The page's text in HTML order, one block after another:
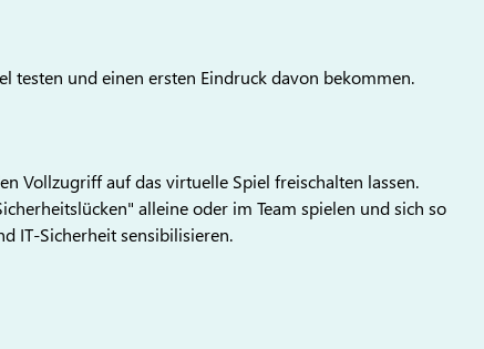
testen und einen ersten Eindruck davon bekommen.
Vollzugriff auf das virtuelle Spiel freischalten lassen.
alleine oder im Team spielen und sich so
IT-Sicherheit sensibilisieren.